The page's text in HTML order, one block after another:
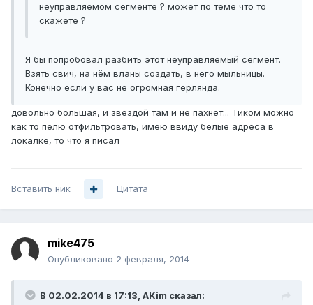
неуправляемом сегменте ? может по теме что то
скажете ?
Я бы попробовал разбить этот неуправляемый сегмент.
Взять свич, на нём вланы создать, в него мыльницы.
Конечно если у вас не огромная герлянда.
довольно большая, и звездой там и не пахнет... Тиком можно
как то пелю отфильтровать, имею ввиду белые адреса в
локалке, то что я писал
Вставить ник Цитата
mike475
Опубликовано 2 февраля, 2014
В 02.02.2014 в 17:13, AKim сказал: